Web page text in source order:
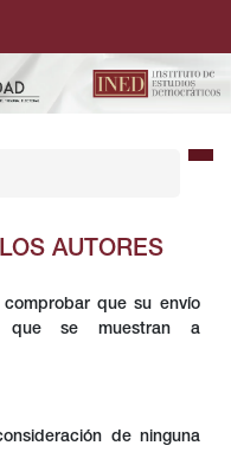
AUTORES
que su envío
que se muestran a
de ninguna